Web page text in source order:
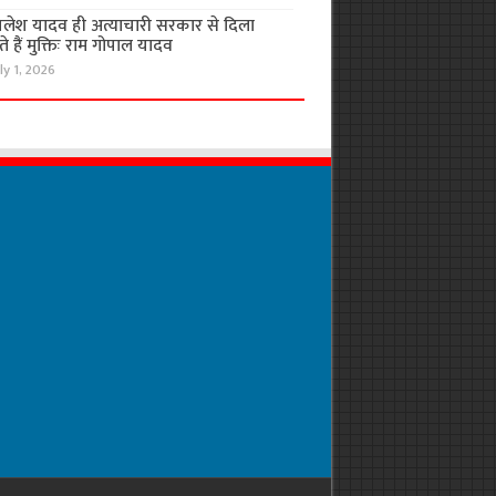
यादव ही अत्याचारी सरकार से दिला
मुक्तिः राम गोपाल यादव
1, 2026